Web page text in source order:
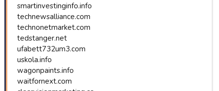
smartinvestinginfo.info
technewsalliance.com
technonetmarket.com
tedstanger.net
ufabett732um3.com
uskola.info
wagonpaints.info
waitfornext.com